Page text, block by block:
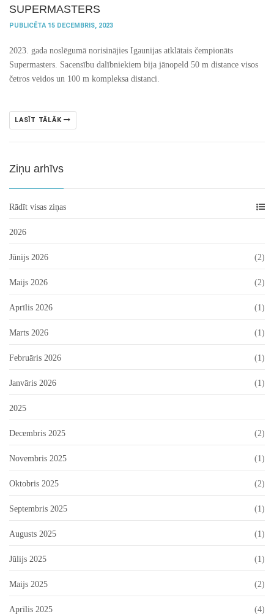
SUPERMASTERS
PUBLICĒTA 15 DECEMBRIS, 2023
2023. gada noslēgumā norisinājies Igaunijas atklātais čempionāts
Supermasters. Sacensību dalībniekiem bija jānopeld 50 m distance visos
četros veidos un 100 m kompleksa distanci.
LASĪT TĀLĀK
Ziņu arhīvs
Rādīt visas ziņas
2026
Jūnijs 2026 (2)
Maijs 2026 (2)
Aprīlis 2026 (1)
Marts 2026 (1)
Februāris 2026 (1)
Janvāris 2026 (1)
2025
Decembris 2025 (2)
Novembris 2025 (1)
Oktobris 2025 (2)
Septembris 2025 (1)
Augusts 2025 (1)
Jūlijs 2025 (1)
Maijs 2025 (2)
Aprīlis 2025 (4)